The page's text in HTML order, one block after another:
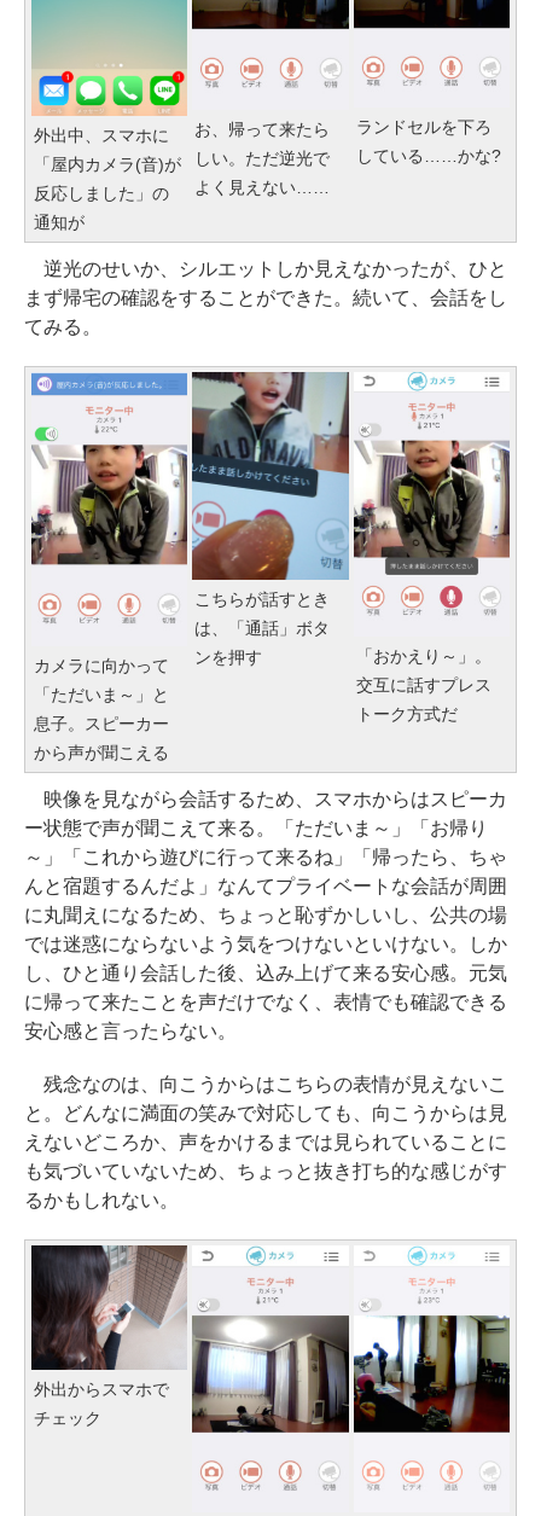
外出中、スマホに
「屋内カメラ(音)が
反応しました」の
通知が
お、帰って来たら
しい。ただ逆光で
よく見えない……
ランドセルを下ろ
している……かな?
逆光のせいか、シルエットしか見えなかったが、ひと
まず帰宅の確認をすることができた。続いて、会話をし
てみる。
カメラに向かって
「ただいま～」と
息子。スピーカー
から声が聞こえる
こちらが話すとき
は、「通話」ボタ
ンを押す
「おかえり～」。
交互に話すプレス
トーク方式だ
映像を見ながら会話するため、スマホからはスピーカ
ー状態で声が聞こえて来る。「ただいま～」「お帰り
～」「これから遊びに行って来るね」「帰ったら、ちゃ
んと宿題するんだよ」なんてプライベートな会話が周囲
に丸聞えになるため、ちょっと恥ずかしいし、公共の場
では迷惑にならないよう気をつけないといけない。しか
し、ひと通り会話した後、込み上げて来る安心感。元気
に帰って来たことを声だけでなく、表情でも確認できる
安心感と言ったらない。
残念なのは、向こうからはこちらの表情が見えないこ
と。どんなに満面の笑みで対応しても、向こうからは見
えないどころか、声をかけるまでは見られていることに
も気づいていないため、ちょっと抜き打ち的な感じがす
るかもしれない。
外出からスマホで
チェック